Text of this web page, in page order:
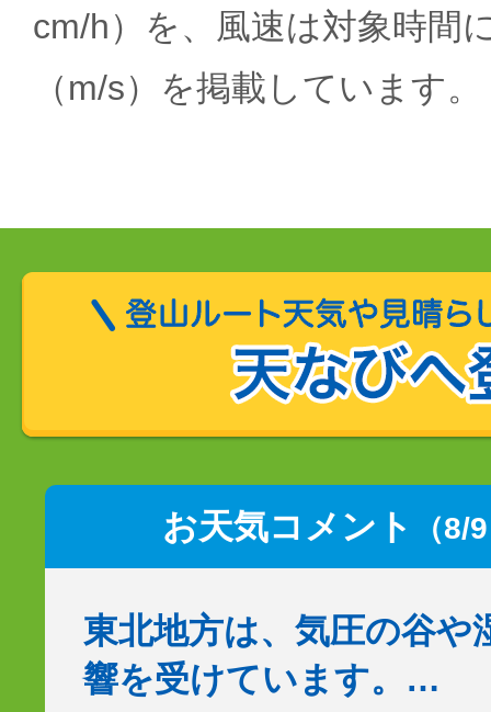
cm/h）を、風速は対象時間
（m/s）を掲載しています。
お天気コメント （8/
東北地方は、気圧の谷や
響を受けています。…